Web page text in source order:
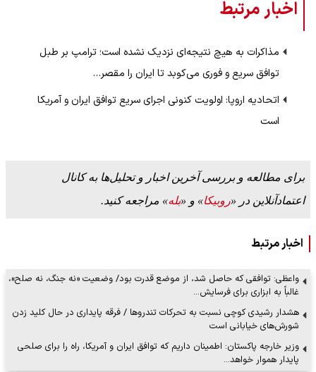
اخبار مرتبط
مذاکرات به هیچ نتیجه‌ای نزدیک نشده است؛ ترامپ بر طبل
توافق سریع و فوری می‌کوبد تا ایران را مقصر…
اتحادیه اروپا: اولویت کنونی اجرای سریع توافق ایران و آمریکا
است
برای مطالعه و بررسی آخرین اخبار و تحلیل‌ها به کانال
اعتمادآنلاین در «روبیکا» و «بله» مراجعه کنید.
اخبار مرتبط
واعظی: توافقی که حاصل شد، از موضع قدرت بود/ وضعیت «نه جنگ، نه صلح»،
غالباً به ابزاری برای فرسایش…
هشدار رشیدی کوچی نسبت به تحرکات تندروها / فرقه پایداری در حال کلید زدن
شورش‌های خیابانی است
وزیر خارجه پاکستان: اطمینان داریم که توافق ایران و آمریکا، راه را برای صلحی
پایدار هموار خواهد…